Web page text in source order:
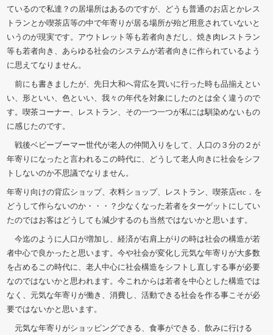
ているので私達？の居場所はあるのですが、どうも普通のお店とかレス
トランとか喫茶店等の中で年寄りが居る場所が殆ど用意されていないと
いうのが現実です。アウトレット等も若者向きだし、焼き肉レストラン
等も若者向き、あらゆる社会のシステムが若者向きに作られているよう
に思えてなりません。
前にも書きましたが、先日大和へ背広を買いに行った時も品揃えとい
い、形といい、色といい、我々の年代を対象にしたのとは全く違うので
す。喫茶コーナー、レストラン、その一つ一つが私には馴染めないもの
に感じたのです。
戦後ベビーブーマー世代が老人の仲間入りをして、人口の３分の２が
年寄りになったと言われるこの時代に、どうして老人向きに社会をシフ
トしないのか不思議でなりません。
年寄り向けの背広ショップ、衣料ショップ、レストラン、喫茶店etc．を
どうして作らないのか・・・？少なくなった若者をターゲットにしてい
たのではお客はどうしても減少するのも当然ではないかと思います。
今迄のように人口が増加し、経済が右肩上がりの時は社会の構造が若
者中心で良かったと思います。今や社会が変化し元気な年寄りが大多数
を占めるこの時代に、老人中心に社会構造をシフトし直しする事が必要
なのではないかと思われます。今これからは若者を中心とした構造では
なく、元気な年寄りが働き、消費し、活動できる社会を作る事こそが必
要ではないかと思います。
元気な年寄りがショッピングできる、食事ができる、飲みに行ける